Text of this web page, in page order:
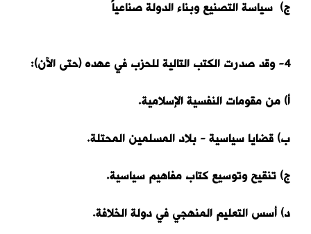
ج) سياسة التصنيع وبناء الدولة صناعياً
4- وقد صدرت الكتب التالية للحزب في عهده (حتى الآن):
أ) من مقومات النفسية الإسلامية.
ب) قضايا سياسية - بلاد المسلمين المحتلة.
ج) تنقيح وتوسيع كتاب مفاهيم سياسية.
د) أسس التعليم المنهجي في دولة الخلافة.